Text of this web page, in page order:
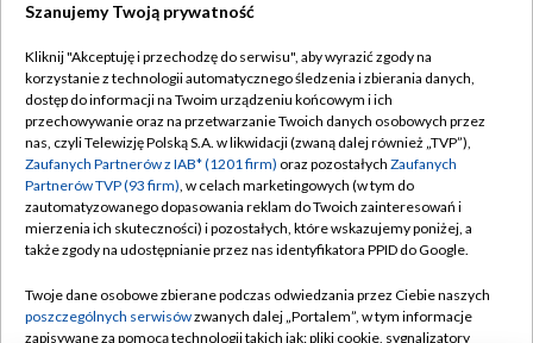
TVP
Abonament TVP
Emisja w TVP
Centrum informacji TVP
Naziemna Telewizja Cyfrowa
Rada Programowa
Regulamin TVP
Polityka prywatności
Moje zgody
Pomoc
Kontakt
Szanujemy Twoją prywatność
Kliknij "Akceptuję i przechodzę do serwisu", aby wyrazić zgody na
korzystanie z technologii automatycznego śledzenia i zbierania danych,
dostęp do informacji na Twoim urządzeniu końcowym i ich
przechowywanie oraz na przetwarzanie Twoich danych osobowych przez
nas, czyli Telewizję Polską S.A. w likwidacji (zwaną dalej również „TVP”),
Zaufanych Partnerów z IAB* (1201 firm) oraz pozostałych Zaufanych
Partnerów TVP (93 firm), w celach marketingowych (w tym do
zautomatyzowanego dopasowania reklam do Twoich zainteresowań i
mierzenia ich skuteczności) i pozostałych, które wskazujemy poniżej, a
także zgody na udostępnianie przez nas identyfikatora PPID do Google.
Twoje dane osobowe zbierane podczas odwiedzania przez Ciebie naszych
poszczególnych serwisówzwanych dalej „Portalem”, w tym informacje
zapisywane za pomocą technologii takich jak: pliki cookie, sygnalizatory